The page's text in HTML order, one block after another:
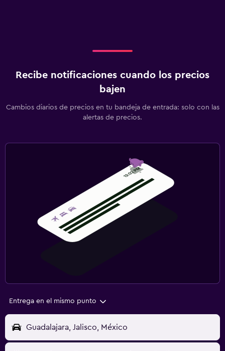
Recibe notificaciones cuando los precios
bajen
Cambios diarios de precios en tu bandeja de entrada: solo con las
alertas de precios.
Entrega en el mismo punto
Guadalajara, Jalisco, México